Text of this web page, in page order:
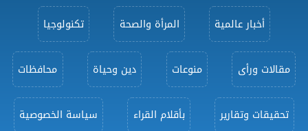
أخبار عالمية المرأة والصحة تكنولوجيا
مقالات ورأى منوعات دين وحياة محافظات
تحقيقات وتقارير بأقلام القراء سياسة الخصوصية